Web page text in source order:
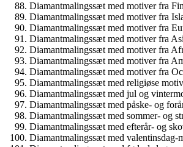
Diamantmalingssæt med motiver fra
Diamantmalingssæt med motiver fra
Diamantmalingssæt med motiver fra
Diamantmalingssæt med motiver fra
Diamantmalingssæt med motiver fra
Diamantmalingssæt med motiver fra
Diamantmalingssæt med motiver fra
Diamantmalingssæt med religiøse
Diamantmalingssæt med jul og
Diamantmalingssæt med påske- og
Diamantmalingssæt med sommer- og
Diamantmalingssæt med efterår- og
Diamantmalingssæt med valentinsdag-